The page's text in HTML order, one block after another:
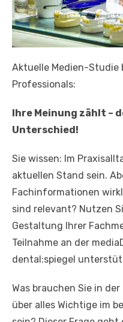
Aktuelle Medien-
Professionals:
Ihre Meinung zählt –
Unterschied!
Sie wissen: Im
aktuellen Stand sein.
Fachinformationen
sind relevant? Nutzen
Gestaltung Ihrer
Teilnahme an der
dental:spiegel
Was brauchen Sie in
über alles Wichtige im